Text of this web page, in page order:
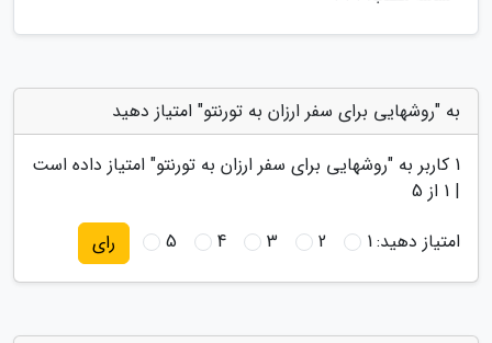
به "روشهایی برای سفر ارزان به تورنتو" امتیاز دهید
1 کاربر به "روشهایی برای سفر ارزان به تورنتو" امتیاز داده است
|
1 از 5
امتیاز دهید:1
2
3
4
5 رای